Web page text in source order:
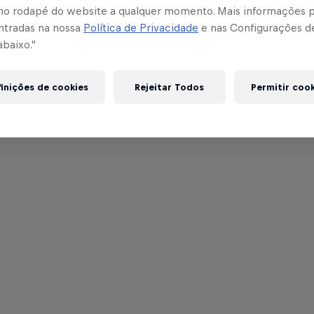
rodapé do website a qualquer momento. Mais informações
na nossa Política de Privacidade e nas Configurações
de cookies Rejeitar Todos Permitir